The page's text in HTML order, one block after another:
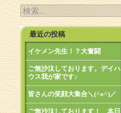
検索:
最近の投稿
イケメン先生！？大奮闘
ご無沙汰しております。デイハ
ウス我が家です♪
皆さんの笑顔大集合＼(^o^)／
ご無沙汰しております！ 本日